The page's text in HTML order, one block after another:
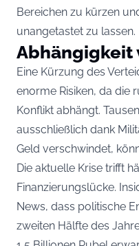
Bereichen zu kürzen
unangetastet zu lassen.
Abhängigkeit
Eine Kürzung des
enorme Risiken, da die
Konflikt abhängt.
ausschließlich dank
Geld verschwindet,
Die aktuelle Krise trifft
Finanzierungslücke.
News, dass politische
zweiten Hälfte des